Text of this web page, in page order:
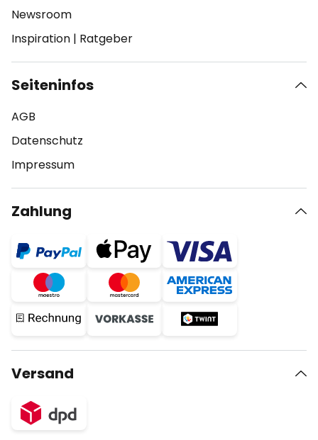
Newsroom
Inspiration | Ratgeber
Seiteninfos
AGB
Datenschutz
Impressum
Zahlung
Versand